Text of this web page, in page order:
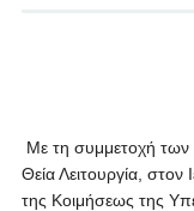
Με τη συμμετοχή των
Θεία Λειτουργία,
της Κοιμήσεως της